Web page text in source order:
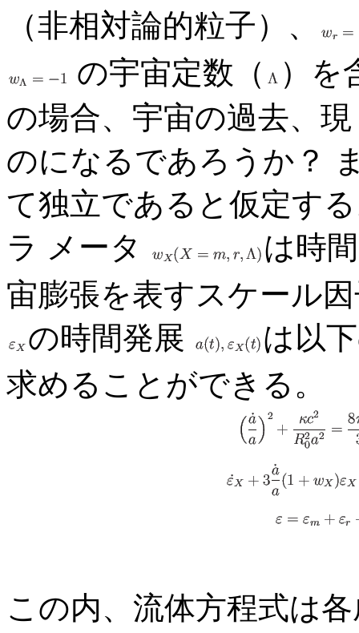
（非相対論的粒子）、
の宇宙定数（
）を
の場合、宇宙の過去、
のになるであろうか？
て独立であると仮定す
ラ メータ
は時
宙膨張を表すスケール
の時間発展
は以
求めることができる。
この内、流体方程式は